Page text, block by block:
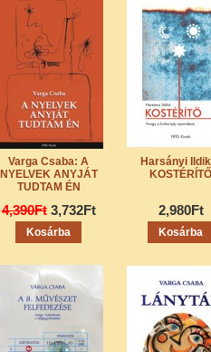
Varga Csaba: A
NYELVEK ANYJÁT
TUDTAM ÉN
4,390Ft 3,732Ft
Harsányi
KOSTÉRÍTŐ
2,980Ft